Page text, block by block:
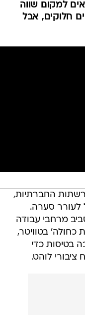
למקום שווה
חלוקים, אבל
החברתיות,
לעורר סערה.
מרחבי עבודה
בטוויטר,
בטיסות כדי
ציבורי לוהט.